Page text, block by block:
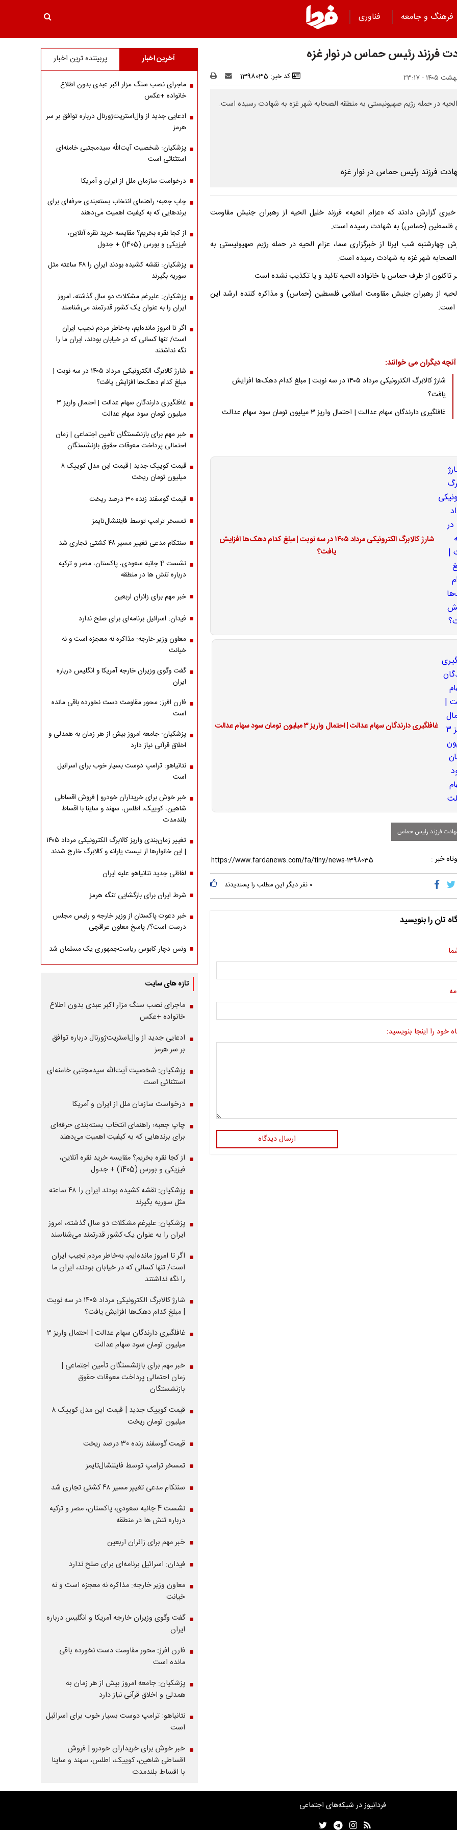
فرهنگ و جامعه
فناوری
فرزند رئیس حماس در نوار غزه
کد خبر: 1398035
در حمله رژیم صهیونیستی به منطقه الصحابه شهر غزه به شهادت رسیده است.
خبری گزارش دادند که «عزام الحیه» فرزند خلیل الحیه از رهبران جنبش مقاومت
فلسطین (حماس) به شهادت رسیده است.
چهارشنبه شب ایرنا از خبرگزاری سما، عزام الحیه در حمله رژیم صهیونیستی به
شهر غزه به شهادت رسیده است.
تاکنون از طرف حماس یا خانواده الحیه تائید و یا تکذیب نشده است.
از رهبران جنبش مقاومت اسلامی فلسطین (حماس) و مذاکره کننده ارشد این
آنچه دیگران می خوانند:
شارژ کالابرگ الکترونیکی مرداد ۱۴۰۵ در سه نوبت | مبلغ کدام دهک‌ها افزایش
یافت؟
غافلگیری دارندگان سهام عدالت | احتمال واریز ۳ میلیون تومان سود سهام عدالت
شارژ کالابرگ الکترونیکی مرداد ۱۴۰۵ در سه نوبت | مبلغ کدام دهک‌ها افزایش
یافت؟
غافلگیری دارندگان سهام عدالت | احتمال واریز ۳ میلیون تومان سود سهام عدالت
فرزند رئیس حماس
خبر :
۰ نفر دیگر این مطلب را پسندیدند
تان را بنویسید
خود را اینجا بنویسید:
ارسال دیدگاه
آخرین اخبار پربیننده ترین اخبار
ماجرای نصب سنگ مزار اکبر عبدی بدون اطلاع
خانواده +عکس
ادعایی جدید از وال‌استریت‌ژورنال درباره توافق بر سر
هرمز
پزشکیان: شخصیت آیت‌الله سیدمجتبی خامنه‌ای
استثنائی است
درخواست سازمان ملل از ایران و آمریکا
چاپ جعبه؛ راهنمای انتخاب بسته‌بندی حرفه‌ای برای
برندهایی که به کیفیت اهمیت می‌دهند
از کجا نقره بخریم؟ مقایسه خرید نقره آنلاین،
فیزیکی و بورس (1405) + جدول
پزشکیان: نقشه کشیده بودند ایران را ۴۸ ساعته مثل
سوریه بگیرند
پزشکیان: علیرغم مشکلات دو سال گذشته، امروز
ایران را به عنوان یک کشور قدرتمند می‌شناسند
اگر تا امروز مانده‌ایم، به‌خاطر مردم نجیب ایران
است/ تنها کسانی که در خیابان بودند، ایران ما را
نگه نداشتند
شارژ کالابرگ الکترونیکی مرداد ۱۴۰۵ در سه نوبت |
مبلغ کدام دهک‌ها افزایش یافت؟
غافلگیری دارندگان سهام عدالت | احتمال واریز ۳
میلیون تومان سود سهام عدالت
خبر مهم برای بازنشستگان تأمین اجتماعی | زمان
احتمالی پرداخت معوقات حقوق بازنشستگان
قیمت کوییک جدید | قیمت این مدل کوییک ۸
میلیون تومان ریخت
قیمت گوسفند زنده 30 درصد ریخت
تمسخر ترامپ توسط فایننشال‌تایمز
سنتکام مدعی تغییر مسیر ۴۸ کشتی تجاری شد
نشست 4 جانبه سعودی، پاکستان، مصر و ترکیه
درباره تنش ها در منطقه
خبر مهم برای زائران اربعین
فیدان: اسرائیل برنامه‌ای برای صلح ندارد
معاون وزیر خارجه: مذاکره نه معجزه است و نه
خیانت
گفت وگوی وزیران خارجه آمریکا و انگلیس درباره
ایران
فارن افرز: محور مقاومت دست نخورده باقی مانده
است
پزشکیان: جامعه امروز بیش از هر زمان به همدلی و
اخلاق قرآنی نیاز دارد
نتانیاهو: ترامپ دوست بسیار خوب برای اسرائیل
است
خبر خوش برای خریداران خودرو | فروش اقساطی
شاهین، کوییک، اطلس، سهند و ساینا با اقساط
بلندمدت
تغییر زمان‌بندی واریز کالابرگ الکترونیکی مرداد ۱۴۰۵
| این خانوارها از لیست یارانه و کالابرگ خارج شدند
لفاظی جدید نتانیاهو علیه ایران
شرط ایران برای بازگشایی تنگه هرمز
خبر دعوت پاکستان از وزیر خارجه و رئیس مجلس
درست است؟/ پاسخ معاون عراقچی
ونس دچار کابوس ریاست‌جمهوری یک مسلمان شد
تازه های سایت
ماجرای نصب سنگ مزار اکبر عبدی بدون اطلاع
خانواده +عکس
ادعایی جدید از وال‌استریت‌ژورنال درباره توافق
بر سر هرمز
پزشکیان: شخصیت آیت‌الله سیدمجتبی خامنه‌ای
استثنائی است
درخواست سازمان ملل از ایران و آمریکا
چاپ جعبه؛ راهنمای انتخاب بسته‌بندی حرفه‌ای
برای برندهایی که به کیفیت اهمیت می‌دهند
از کجا نقره بخریم؟ مقایسه خرید نقره آنلاین،
فیزیکی و بورس (1405) + جدول
پزشکیان: نقشه کشیده بودند ایران را ۴۸ ساعته
مثل سوریه بگیرند
پزشکیان: علیرغم مشکلات دو سال گذشته، امروز
ایران را به عنوان یک کشور قدرتمند می‌شناسند
اگر تا امروز مانده‌ایم، به‌خاطر مردم نجیب ایران
است/ تنها کسانی که در خیابان بودند، ایران ما
را نگه نداشتند
شارژ کالابرگ الکترونیکی مرداد ۱۴۰۵ در سه نوبت
| مبلغ کدام دهک‌ها افزایش یافت؟
غافلگیری دارندگان سهام عدالت | احتمال واریز ۳
میلیون تومان سود سهام عدالت
خبر مهم برای بازنشستگان تأمین اجتماعی |
زمان احتمالی پرداخت معوقات حقوق
بازنشستگان
قیمت کوییک جدید | قیمت این مدل کوییک ۸
میلیون تومان ریخت
قیمت گوسفند زنده 30 درصد ریخت
تمسخر ترامپ توسط فایننشال‌تایمز
سنتکام مدعی تغییر مسیر ۴۸ کشتی تجاری شد
نشست 4 جانبه سعودی، پاکستان، مصر و ترکیه
درباره تنش ها در منطقه
خبر مهم برای زائران اربعین
فیدان: اسرائیل برنامه‌ای برای صلح ندارد
معاون وزیر خارجه: مذاکره نه معجزه است و نه
خیانت
گفت وگوی وزیران خارجه آمریکا و انگلیس درباره
ایران
فارن افرز: محور مقاومت دست نخورده باقی
مانده است
پزشکیان: جامعه امروز بیش از هر زمان به
همدلی و اخلاق قرآنی نیاز دارد
نتانیاهو: ترامپ دوست بسیار خوب برای اسرائیل
است
خبر خوش برای خریداران خودرو | فروش
اقساطی شاهین، کوییک، اطلس، سهند و ساینا
با اقساط بلندمدت
فردانیوز در شبکه‌های اجتماعی